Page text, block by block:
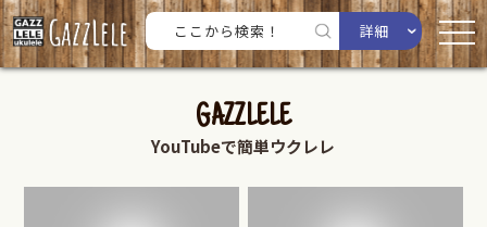
詳細
GAZZLELE
YouTubeで簡単ウクレレ